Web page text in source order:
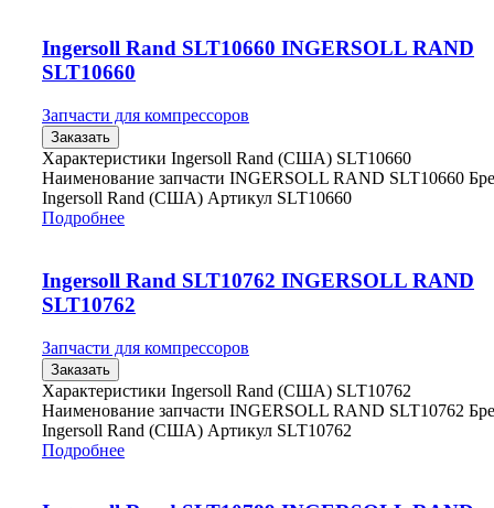
Ingersoll Rand SLT10660 INGERSOLL RAND
SLT10660
Запчасти для компрессоров
Заказать
Характеристики Ingersoll Rand (США) SLT10660
Наименование запчасти INGERSOLL RAND SLT10660
Ingersoll Rand (США) Артикул SLT10660
Подробнее
Ingersoll Rand SLT10762 INGERSOLL RAND
SLT10762
Запчасти для компрессоров
Заказать
Характеристики Ingersoll Rand (США) SLT10762
Наименование запчасти INGERSOLL RAND SLT10762
Ingersoll Rand (США) Артикул SLT10762
Подробнее